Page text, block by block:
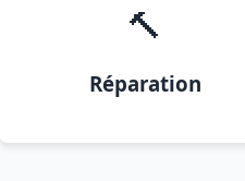
🔨
Réparation